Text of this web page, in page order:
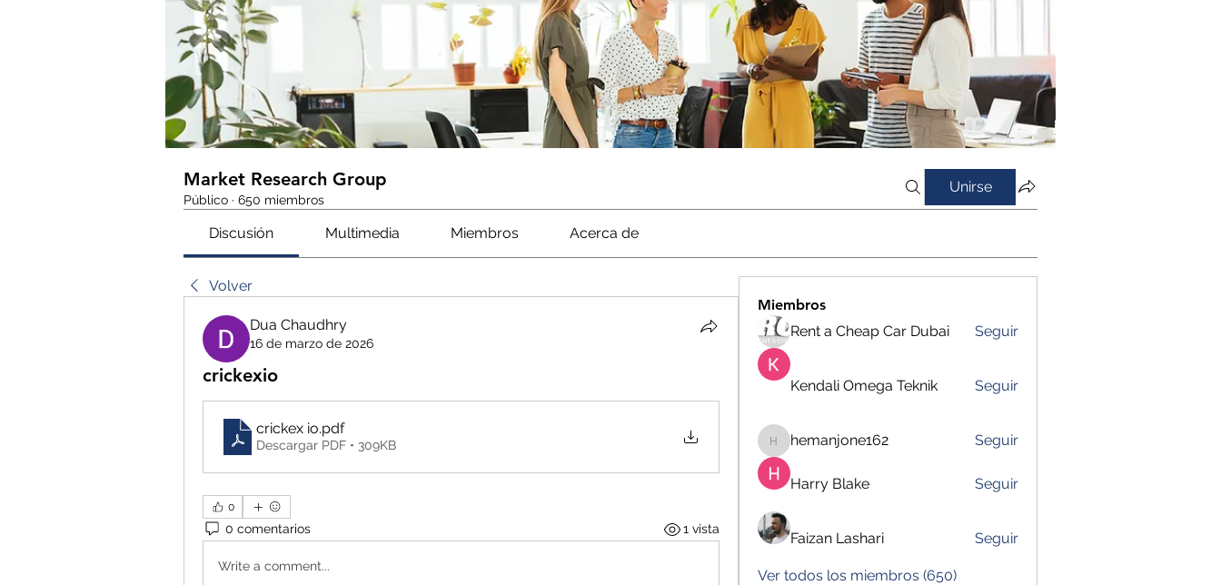
Market Research Group
Público · 650 miembros
Unirse
Discusión Multimedia Miembros Acerca de
Volver
Dua Chaudhry
16 de marzo de 2026
crickexio
crickex io.pdf
Descargar PDF • 309KB
0
0 comentarios 1 vista
Write a comment...
Miembros
Rent a Cheap Car Dubai
Seguir
Kendali Omega Teknik Seguir
hemanjone162
hemanjone162 Seguir
Harry Blake Seguir
Faizan Lashari Seguir
Ver todos los miembros (650)